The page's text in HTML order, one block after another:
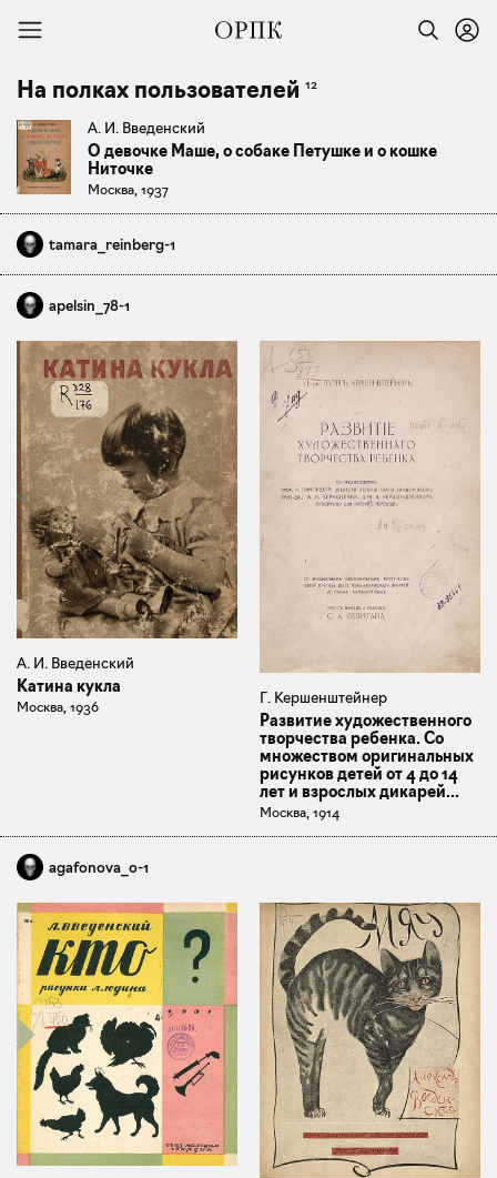
На полках пользователей 12
А. И. Введенский
О девочке Маше, о собаке Петушке и о кошке
Ниточке
Москва, 1937
tamara_reinberg-1
apelsin_78-1
А. И. Введенский
Катина кукла
Москва, 1936
Г. Кершенштейнер
Развитие художественного
творчества ребенка. Со
множеством оригинальных
рисунков детей от 4 до 14
лет и взрослых дикарей...
Москва, 1914
agafonova_o-1